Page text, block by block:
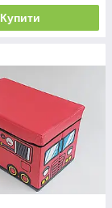
Купити